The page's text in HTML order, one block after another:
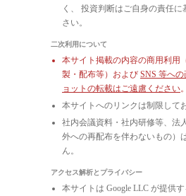
く、 投資判断はご自身の責任
さい。
二次利用について
本サイト掲載の内容の商用利用
製・配布等）および SNS 等へ
ョットの転載はご遠慮ください。
本サイトへのリンクは制限して
社内会議資料・社内研修等、法
外への再配布を伴わないもの）
ん。
アクセス解析とプライバシー
本サイトは Google LLC が提供す